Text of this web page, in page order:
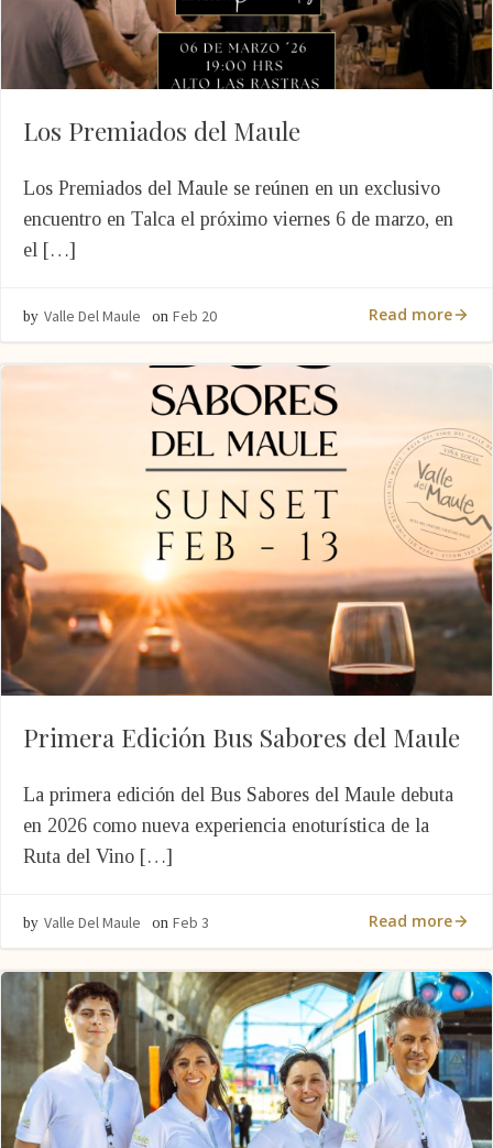
Los Premiados del Maule
Los Premiados del Maule se reúnen en un exclusivo
encuentro en Talca el próximo viernes 6 de marzo, en
el […]
by Valle Del Maule on Feb 20 Read more
Primera Edición Bus Sabores del Maule
La primera edición del Bus Sabores del Maule debuta
en 2026 como nueva experiencia enoturística de la
Ruta del Vino […]
by Valle Del Maule on Feb 3 Read more